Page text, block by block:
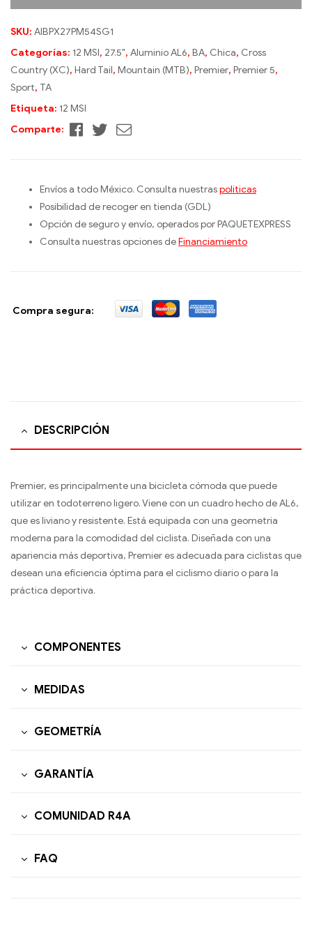
SKU: AIBPX27PM54SG1
Categorías: 12 MSI, 27.5", Aluminio AL6, BA, Chica, Cross
Country (XC), Hard Tail, Mountain (MTB), Premier, Premier 5,
Sport, TA
Etiqueta: 12 MSI
Comparte:
Facebook
TwitterCorreo
Envíos a todo México. Consulta nuestraspoliticas
Posibilidad de recoger en tienda (GDL)
Opción de seguro y envío, operados por PAQUETEXPRESS
Consulta nuestras opciones deFinanciamiento
Compra segura:
DESCRIPCIÓN
Premier, es principalmente una bicicleta cómoda que puede
utilizar en todoterreno ligero. Viene con un cuadro hecho de AL6,
que es liviano y resistente. Está equipada con una geometr­ia
moderna para la comodidad del ciclista. Diseñada con una
apariencia más deportiva, Premier es adecuada para ciclistas que
desean una eficiencia óptima para el ciclismo diario o para la
práctica deportiva.
COMPONENTES
MEDIDAS
GEOMETRÍA
GARANTÍA
COMUNIDAD R4A
FAQ